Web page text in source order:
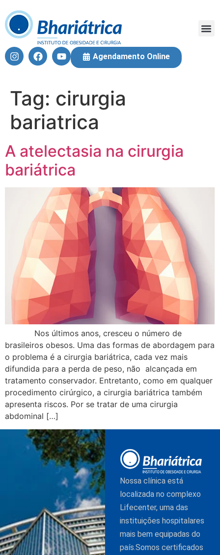
Agendamento Online
Tag: cirurgia
bariatrica
A atelectasia na cirurgia
bariátrica
Nos últimos anos, cresceu o número de
brasileiros obesos. Uma das formas de abordagem para
o problema é a cirurgia bariátrica, cada vez mais
difundida para a perda de peso, não alcançada em
tratamento conservador. Entretanto, como em qualquer
procedimento cirúrgico, a cirurgia bariátrica também
apresenta riscos. Por se tratar de uma cirurgia
abdominal […]
Nossa clínica está
localizada no complexo
Lifecenter, uma das
instituições hospitalares
mais bem equipadas do
país.Somos certificados